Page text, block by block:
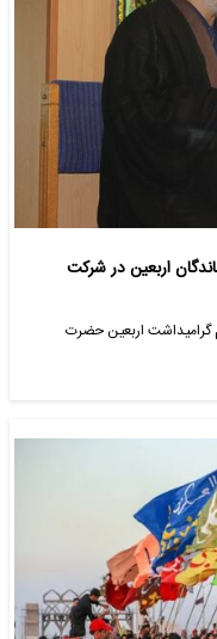
اربعین در شرکت
گرامیداشت اربعین حضرت